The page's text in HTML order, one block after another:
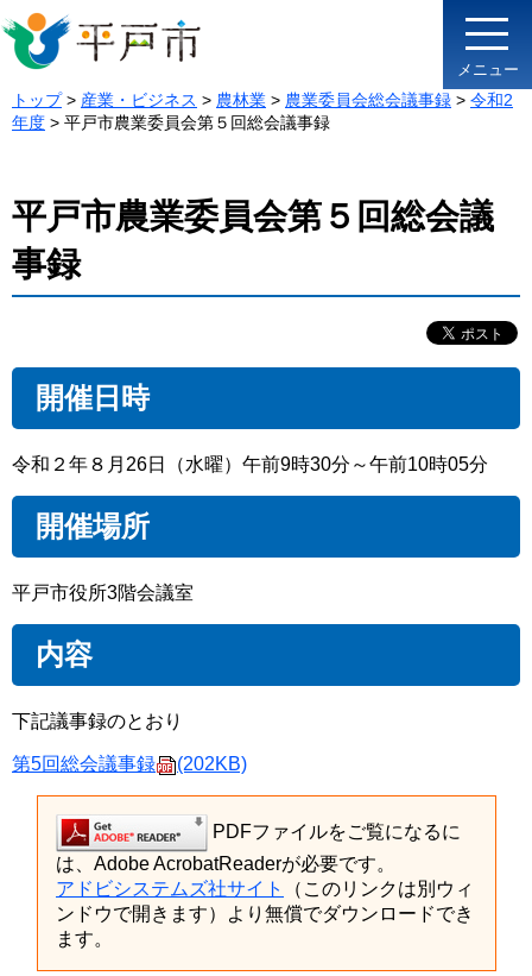
メニュー
トップ> 産業・ビジネス > 農林業 > 農業委員会総会議事録 > 令和2
年度 > 平戸市農業委員会第５回総会議事録
平戸市農業委員会第５回総会議
事録
開催日時
令和２年８月26日（水曜）午前9時30分～午前10時05分
開催場所
平戸市役所3階会議室
内容
下記議事録のとおり
第5回総会議事録 (202KB)
PDFファイルをご覧になるに
は、Adobe AcrobatReaderが必要です。
アドビシステムズ社サイト
（このリンクは別ウィ
ンドウで開きます）より無償でダウンロードでき
ます。